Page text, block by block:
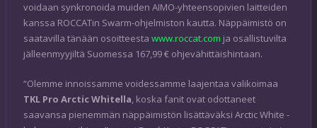
voidaan synkronoida muiden AIMO-yhteensopivien laitteiden
kanssa ROCCATin Swarm-ohjelmiston kautta. Näppäimistö on
saatavilla tänään osoitteesta www.roccat.com ja osallistuvilta
jälleenmyyjiltä Suomessa 167,99 € ohjevähittäishintaan.
“Olemme innoissamme voidessamme laajentaa valikoimaa
TKL Pro Arctic Whitella, koska fanit ovat odottaneet
saavansa pienemmän näppäimistön lisättäväksi Arctic White -